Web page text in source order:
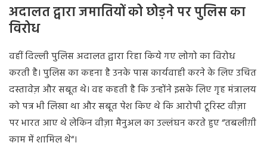
अदालतद्वाराजमातियोंकोछोड़नेपरपुलिसका
विरोध
वहींदिल्लीपुलिसअदालतद्वारारिहाकियेगएलोगोकाविरोध
करतीहै।पुलिसकाकहनाहैउनकेपासकार्यवाहीकरनेकेलिएउचित
दस्तावेज़औरसबूतथे।वहकहतीहैकिउन्होंनेइसकेलिएगृहमंत्रालय
कोपत्रभीलिखाथाऔरसबूतपेशकिएथेकिआरोपीटूरिस्टवीज़ा
परभारतआएथेलेकिनवीज़ामैनुअलकाउल्लंघनकरतेहुए“तबलीग़ी
काममेंशामिलथे“।